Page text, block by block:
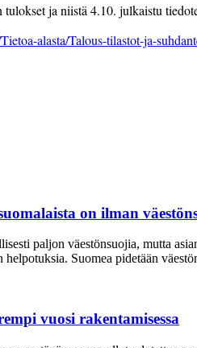
ja niistä 4.10. julkaistu
alasta/Talous-tilastot-ja-
on ilman
paljon väestönsuojia, mutta
Suomea pidetään
vuosi rakentamisessa